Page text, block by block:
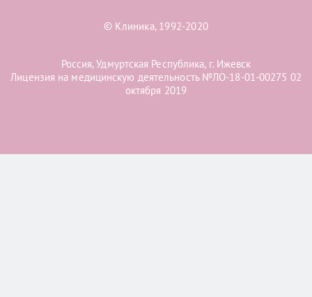
© Клиника, 1992-2020
Россия, Удмуртская Республика, г. Ижевск
Лицензия на медицинскую деятельность №ЛО-18-01-00275 02
октября 2019